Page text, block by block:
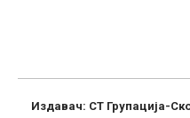
Издавач: СТ Групација-